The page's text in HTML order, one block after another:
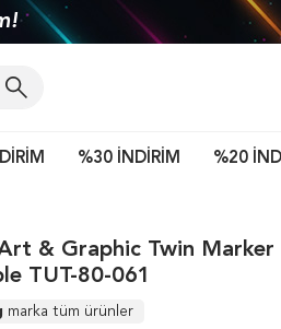
%30 İNDİRİM %20
& Graphic Twin Marker
TUT-80-061
marka tüm ürünler